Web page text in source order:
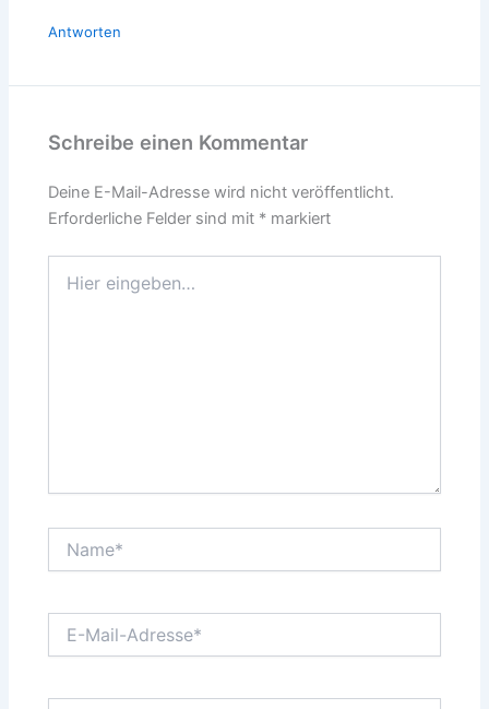
Antworten
Schreibe einen Kommentar
Deine E-Mail-Adresse wird nicht veröffentlicht.
Erforderliche Felder sind mit * markiert
eingeben…
Mail-